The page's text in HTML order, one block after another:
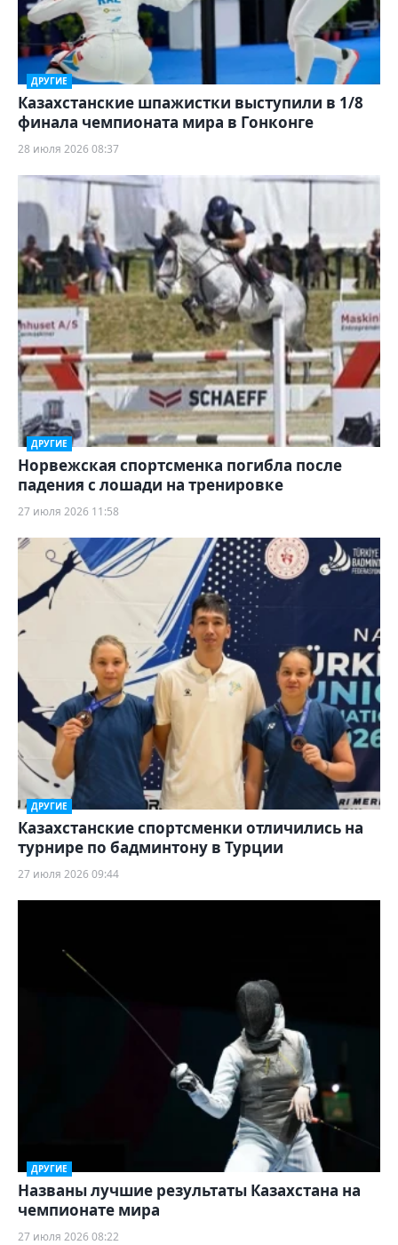
ДРУГИЕ
Казахстанские шпажистки выступили в 1/8
финала чемпионата мира в Гонконге
28 июля 2026 08:37
ДРУГИЕ
Норвежская спортсменка погибла после
падения с лошади на тренировке
27 июля 2026 11:58
ДРУГИЕ
Казахстанские спортсменки отличились на
турнире по бадминтону в Турции
27 июля 2026 09:44
ДРУГИЕ
Названы лучшие результаты Казахстана на
чемпионате мира
27 июля 2026 08:22